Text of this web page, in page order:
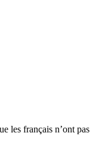
les français n’ont pas